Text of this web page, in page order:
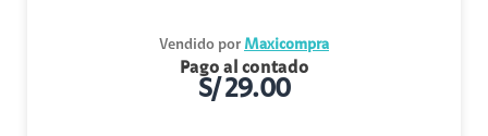
Vendido por Maxicompra
Pago al contado
S/29.00